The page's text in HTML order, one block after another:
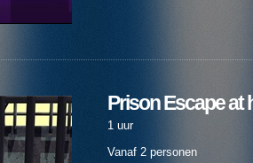
Prison Escape at
1 uur
Vanaf 2 personen